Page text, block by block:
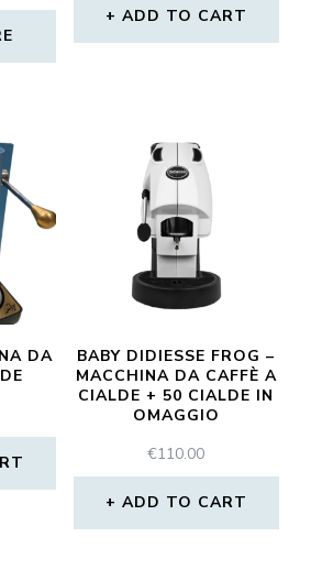
ADD TO CART
DA
BABY DIDIESSE FROG –
MACCHINA DA CAFFÈ A
CIALDE + 50 CIALDE IN
OMAGGIO
€110.00
ADD TO CART